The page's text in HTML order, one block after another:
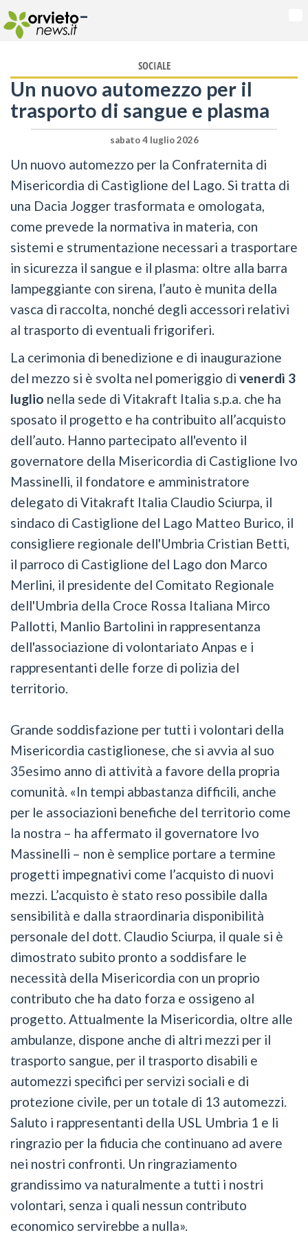
-
SOCIALE
Un nuovo automezzo per il
trasporto di sangue e plasma
sabato 4 luglio 2026
Un nuovo automezzo per la Confraternita di
Misericordia di Castiglione del Lago. Si tratta di
una Dacia Jogger trasformata e omologata,
come prevede la normativa in materia, con
sistemi e strumentazione necessari a trasportare
in sicurezza il sangue e il plasma: oltre alla barra
lampeggiante con sirena, l’auto è munita della
vasca di raccolta, nonché degli accessori relativi
al trasporto di eventuali frigoriferi.
La cerimonia di benedizione e di inaugurazione
del mezzo si è svolta nel pomeriggio di venerdì 3
luglio nella sede di Vitakraft Italia s.p.a. che ha
sposato il progetto e ha contribuito all’acquisto
dell’auto. Hanno partecipato all'evento il
governatore della Misericordia di Castiglione Ivo
Massinelli, il fondatore e amministratore
delegato di Vitakraft Italia Claudio Sciurpa, il
sindaco di Castiglione del Lago Matteo Burico, il
consigliere regionale dell'Umbria Cristian Betti,
il parroco di Castiglione del Lago don Marco
Merlini, il presidente del Comitato Regionale
dell'Umbria della Croce Rossa Italiana Mirco
Pallotti, Manlio Bartolini in rappresentanza
dell'associazione di volontariato Anpas e i
rappresentanti delle forze di polizia del
territorio.
Grande soddisfazione per tutti i volontari della
Misericordia castiglionese, che si avvia al suo
35esimo anno di attività a favore della propria
comunità. «In tempi abbastanza difficili, anche
per le associazioni benefiche del territorio come
la nostra – ha affermato il governatore Ivo
Massinelli – non è semplice portare a termine
progetti impegnativi come l’acquisto di nuovi
mezzi. L’acquisto è stato reso possibile dalla
sensibilità e dalla straordinaria disponibilità
personale del dott. Claudio Sciurpa, il quale si è
dimostrato subito pronto a soddisfare le
necessità della Misericordia con un proprio
contributo che ha dato forza e ossigeno al
progetto. Attualmente la Misericordia, oltre alle
ambulanze, dispone anche di altri mezzi per il
trasporto sangue, per il trasporto disabili e
automezzi specifici per servizi sociali e di
protezione civile, per un totale di 13 automezzi.
Saluto i rappresentanti della USL Umbria 1 e li
ringrazio per la fiducia che continuano ad avere
nei nostri confronti. Un ringraziamento
grandissimo va naturalmente a tutti i nostri
volontari, senza i quali nessun contributo
economico servirebbe a nulla».